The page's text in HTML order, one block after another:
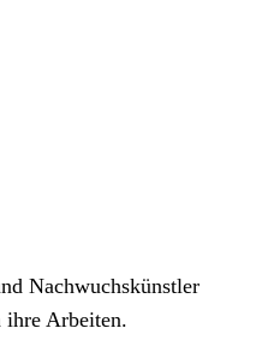
Nachwuchskünstler
ihre Arbeiten.